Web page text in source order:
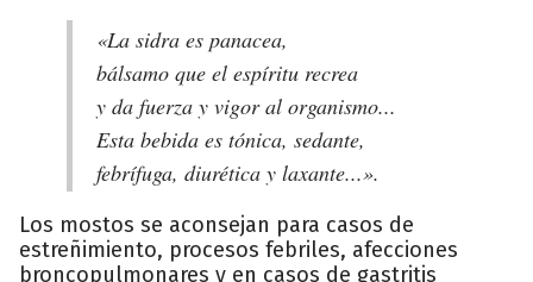
«La sidra es panacea,
bálsamo que el espíritu recrea
y da fuerza y vigor al organismo...
Esta bebida es tónica, sedante,
febrífuga, diurética y laxante...».
Los mostos se aconsejan para casos de
estreñimiento, procesos febriles, afecciones
broncopulmonares y en casos de gastritis